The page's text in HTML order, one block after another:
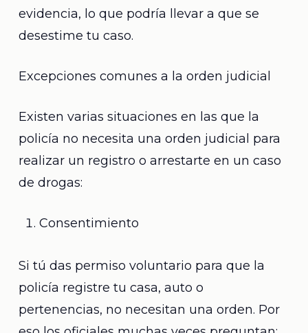
evidencia, lo que podría llevar a que se
desestime tu caso.
Excepciones comunes a la orden judicial
Existen varias situaciones en las que la
policía no necesita una orden judicial para
realizar un registro o arrestarte en un caso
de drogas:
Consentimiento
Si tú das permiso voluntario para que la
policía registre tu casa, auto o
pertenencias, no necesitan una orden. Por